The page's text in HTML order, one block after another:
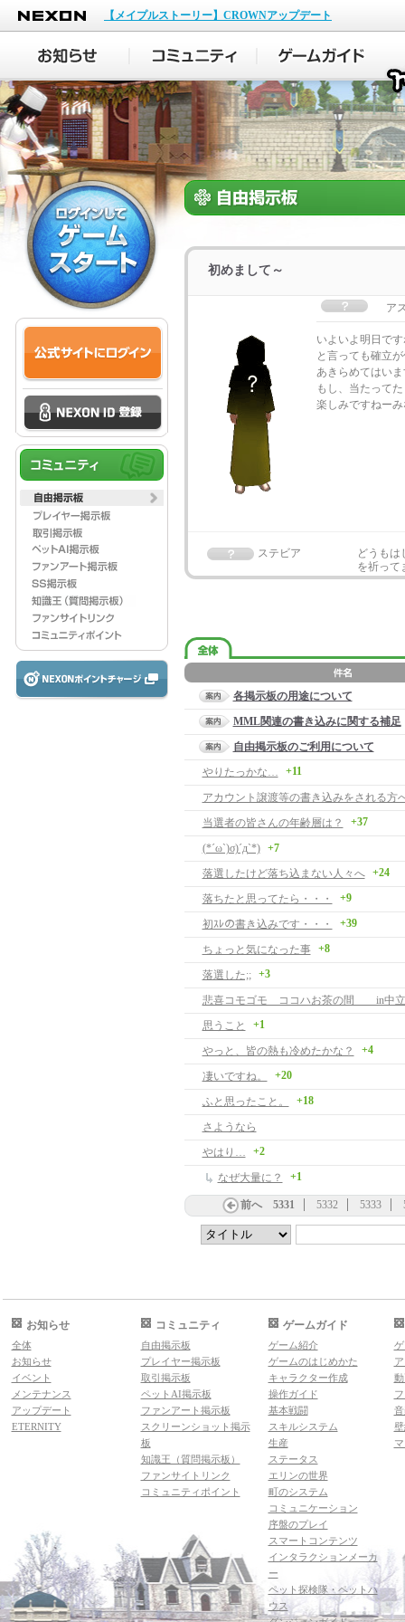
NEXON
【メイプルストーリー】CROWNアップデート
初めまして～
ア
いよいよ明日です
と言っても確立
あきらめてはい
もし、当たって
楽しみですねー
ステビア
どうもは
を祈って
各掲示板の用途について
MML関連の書き込みに関する補足
自由掲示板のご利用について
やりたっかな…
+11
アカウント譲渡等の書き込みをされる方
当選者の皆さんの年齢層は？
+37
(*´ω`)σ)´д`*)
+7
落選したけど落ち込まない人々へ
+24
落ちたと思ってたら・・・ +9
初ｽﾚの書き込みです・・・ +39
ちょっと気になった事 +8
落選した;; +3
悲喜コモゴモ ココハお茶の間 in中立
思うこと
+1
やっと、皆の熱も冷めたかな？ +4
凄いですね。 +20
ふと思ったこと。 +18
さようなら
やはり…
+2
なぜ大量に？ +1
前へ 5331 5332 5333
お知らせ
全体
お知らせ
イベント
メンテナンス
アップデート
ETERNITY
コミュニティ
自由掲示板
プレイヤー掲示板
取引掲示板
ペットAI掲示板
ファンアート掲示板
スクリーンショット掲示
板
知識王（質問掲示板）
ファンサイトリンク
コミュニティポイント
ゲームガイド
ゲーム紹介
ゲームのはじめかた
キャラクター作成
操作ガイド
基本戦闘
スキルシステム
生産
ステータス
エリンの世界
町のシステム
コミュニケーション
序盤のプレイ
スマートコンテンツ
インタラクションメーカ
ー
ペット探検隊・ペットハ
ウス